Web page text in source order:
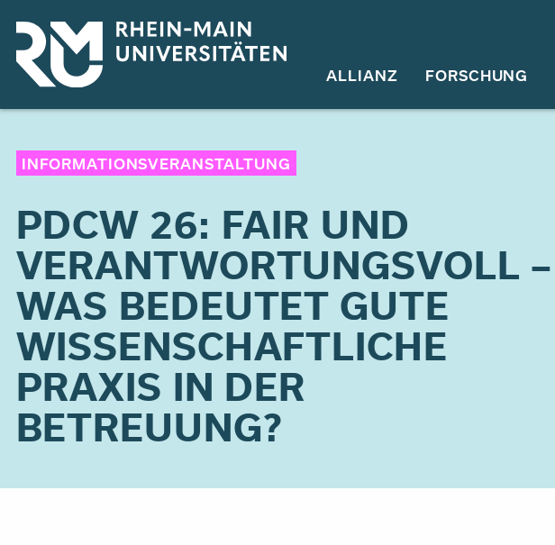
zum
Inhalt
ALLIANZ FORSCHUNG
INFORMATIONSVERANSTALTUNG
PDCW 26: FAIR UND
VERANTWORTUNGSVOLL –
WAS BEDEUTET GUTE
WISSENSCHAFTLICHE
PRAXIS IN DER
BETREUUNG?